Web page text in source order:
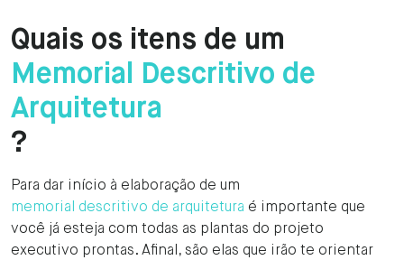
Quais os itens de um
Memorial Descritivo de
Arquitetura
?
Para dar início à elaboração de um
memorial descritivo de arquitetura é importante que
você já esteja com todas as plantas do projeto
executivo prontas. Afinal, são elas que irão te orientar